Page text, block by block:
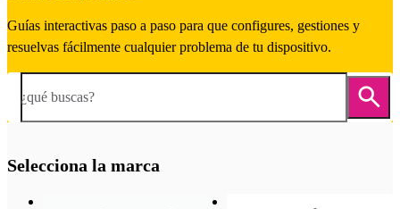
Guías interactivas paso a paso para que configures, gestiones y
resuelvas fácilmente cualquier problema de tu dispositivo.
¿qué buscas?
Selecciona la marca